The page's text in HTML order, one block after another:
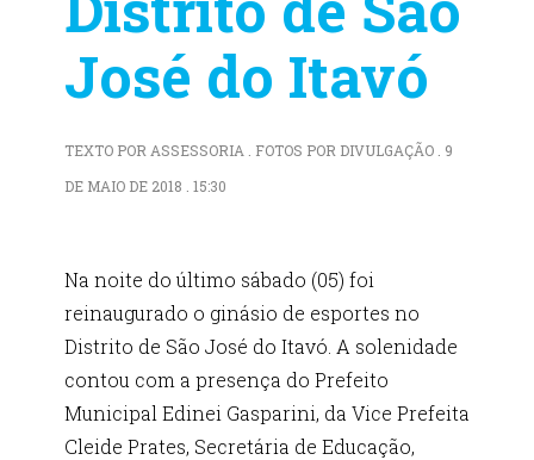
José do Itavó
TEXTO POR ASSESSORIA . FOTOS POR DIVULGAÇÃO . 9
DE MAIO DE 2018 . 15:30
Na noite do último sábado (05) foi
reinaugurado o ginásio de esportes no
Distrito de São José do Itavó. A solenidade
contou com a presença do Prefeito
Municipal Edinei Gasparini, da Vice Prefeita
Cleide Prates, Secretária de Educação,